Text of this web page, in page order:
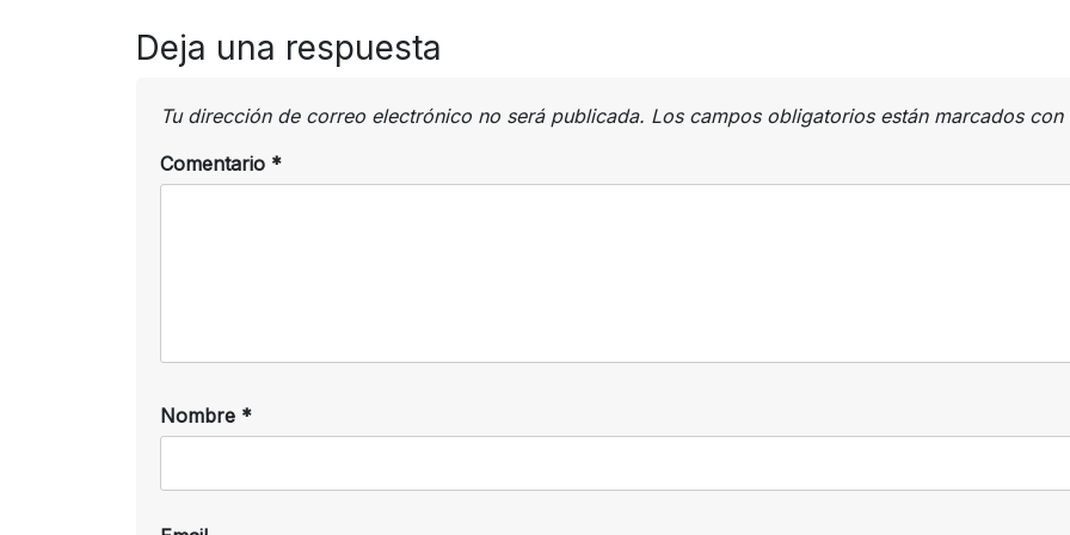
Deja una respuesta
Tu dirección de correo electrónico no será publicada. Los campos obligatorios están marcados con
Comentario *
Nombre *